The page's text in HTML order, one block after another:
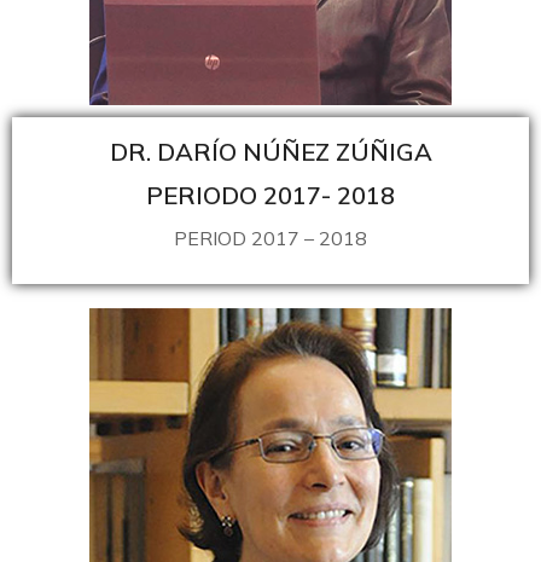
DR. DARÍO NÚÑEZ ZÚÑIGA
PERIODO 2017- 2018
PERIOD 2017 – 2018